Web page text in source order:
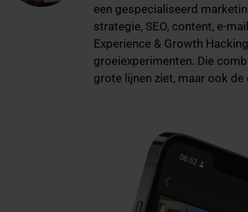
een gespecialiseerd
strategie, SEO, content, e-
Experience & Growth
groeiexperimenten. Die
grote lijnen ziet, maar ook